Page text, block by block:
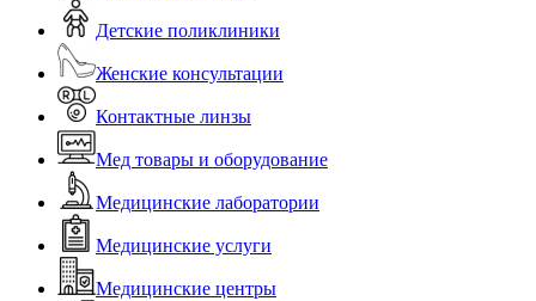
Детские поликлиники
Женские консультации
Контактные линзы
Мед товары и оборудование
Медицинские лаборатории
Медицинские услуги
Медицинские центры